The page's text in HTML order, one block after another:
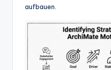
tr
aufbauen.